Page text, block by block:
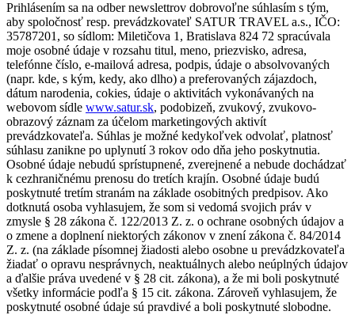
Prihlásením sa na odber newslettrov dobrovoľne súhlasím s tým,
aby spoločnosť resp. prevádzkovateľ SATUR TRAVEL a.s., IČO:
35787201, so sídlom: Miletičova 1, Bratislava 824 72 spracúvala
moje osobné údaje v rozsahu titul, meno, priezvisko, adresa,
telefónne číslo, e-mailová adresa, podpis, údaje o absolvovaných
(napr. kde, s kým, kedy, ako dlho) a preferovaných zájazdoch,
dátum narodenia, cokies, údaje o aktivitách vykonávaných na
webovom sídle www.satur.sk, podobizeň, zvukový, zvukovo-
obrazový záznam za účelom marketingových aktivít
prevádzkovateľa. Súhlas je možné kedykoľvek odvolať, platnosť
súhlasu zanikne po uplynutí 3 rokov odo dňa jeho poskytnutia.
Osobné údaje nebudú sprístupnené, zverejnené a nebude dochádzať
k cezhraničnému prenosu do tretích krajín. Osobné údaje budú
poskytnuté tretím stranám na základe osobitných predpisov. Ako
dotknutá osoba vyhlasujem, že som si vedomá svojich práv v
zmysle § 28 zákona č. 122/2013 Z. z. o ochrane osobných údajov a
o zmene a doplnení niektorých zákonov v znení zákona č. 84/2014
Z. z. (na základe písomnej žiadosti alebo osobne u prevádzkovateľa
žiadať o opravu nesprávnych, neaktuálnych alebo neúplných údajov
a ďalšie práva uvedené v § 28 cit. zákona), a že mi boli poskytnuté
všetky informácie podľa § 15 cit. zákona. Zároveň vyhlasujem, že
poskytnuté osobné údaje sú pravdivé a boli poskytnuté slobodne.